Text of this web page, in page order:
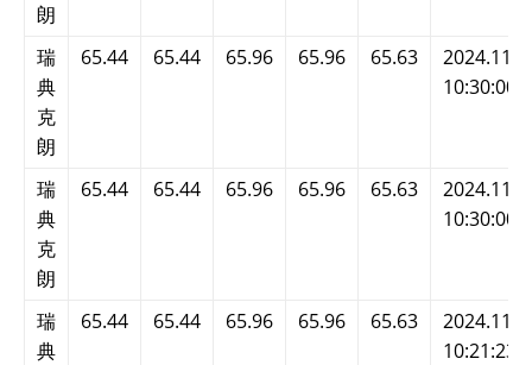
朗
瑞
典
克
朗
65.44 65.44 65.96 65.96 65.63
10:30:00
瑞
典
克
朗
65.44 65.44 65.96 65.96 65.63
10:30:00
瑞
典
65.44 65.44 65.96 65.96 65.63
10:21:23